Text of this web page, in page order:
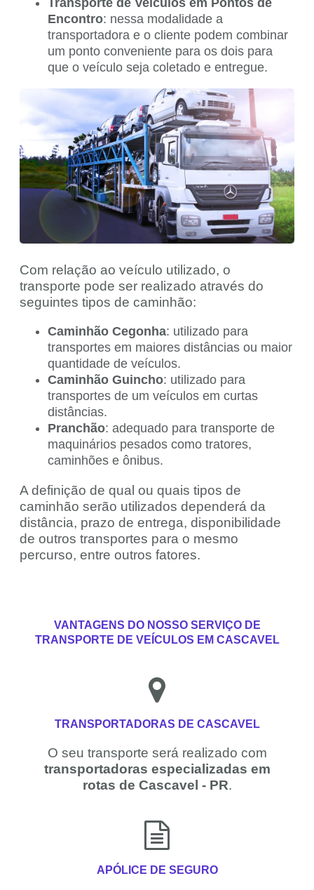
Transporte de Veículos em Pontos de
Encontro: nessa modalidade a
transportadora e o cliente podem combinar
um ponto conveniente para os dois para
que o veículo seja coletado e entregue.
Com relação ao veículo utilizado, o
transporte pode ser realizado através do
seguintes tipos de caminhão:
Caminhão Cegonha: utilizado para
transportes em maiores distâncias ou maior
quantidade de veículos.
Caminhão Guincho: utilizado para
transportes de um veículos em curtas
distâncias.
Pranchão: adequado para transporte de
maquinários pesados como tratores,
caminhões e ônibus.
A definição de qual ou quais tipos de
caminhão serão utilizados dependerá da
distância, prazo de entrega, disponibilidade
de outros transportes para o mesmo
percurso, entre outros fatores.
VANTAGENS DO NOSSO SERVIÇO DE
TRANSPORTE DE VEÍCULOS EM CASCAVEL
TRANSPORTADORAS DE CASCAVEL
O seu transporte será realizado com
transportadoras especializadas em
rotas de Cascavel - PR.
APÓLICE DE SEGURO